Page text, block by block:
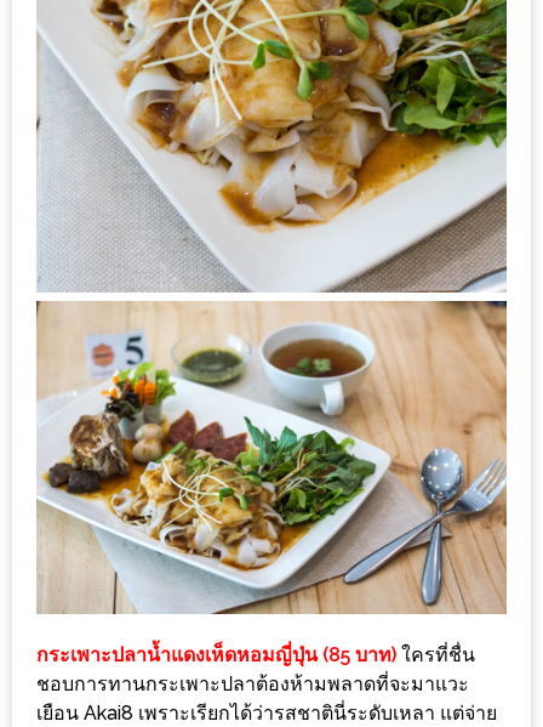
ที่
เข้า
ชม
มาก
ที่สุด
ประจำ
ปี
2557
กิจกรรม
ชิง
รางวัล
กับ
สมาชิก
ENEWS
น้า
อ้วน
ชวน
หิว
ข้าว
อะไร
กระเพาะปลาน้ำแดงเห็ดหอมญี่ปุ่น (85 บาท) ใครที่ชื่น
ชอบการทานกระเพาะปลาต้องห้ามพลาดที่จะมาแวะ
เยือน Akai8 เพราะเรียกได้ว่ารสชาตินี่ระดับเหลา แต่จ่าย